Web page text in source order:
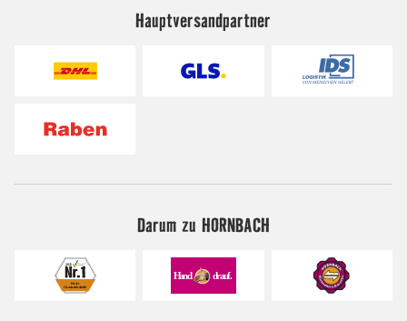
Hauptversandpartner
Darum zu HORNBACH